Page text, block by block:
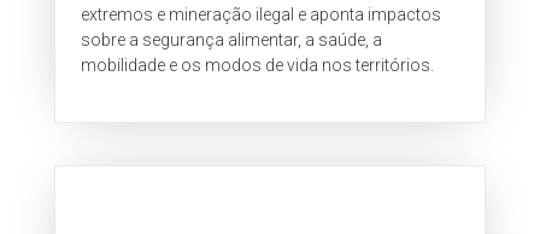
extremos e mineração ilegal e aponta impactos
sobre a segurança alimentar, a saúde, a
mobilidade e os modos de vida nos territórios.